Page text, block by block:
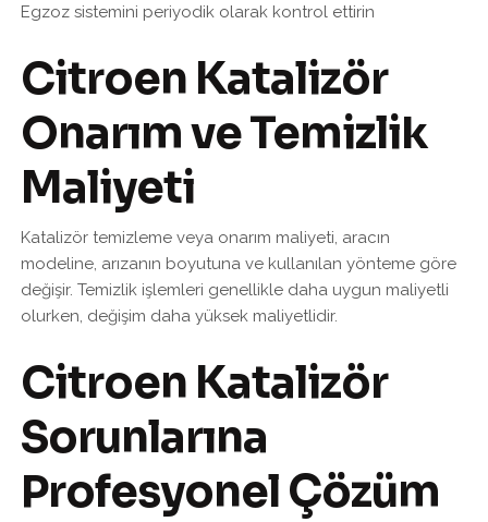
Egzoz sistemini periyodik olarak kontrol ettirin
Citroen Katalizör
Onarım ve Temizlik
Maliyeti
Katalizör temizleme veya onarım maliyeti, aracın
modeline, arızanın boyutuna ve kullanılan yönteme göre
değişir. Temizlik işlemleri genellikle daha uygun maliyetli
olurken, değişim daha yüksek maliyetlidir.
Citroen Katalizör
Sorunlarına
Profesyonel Çözüm